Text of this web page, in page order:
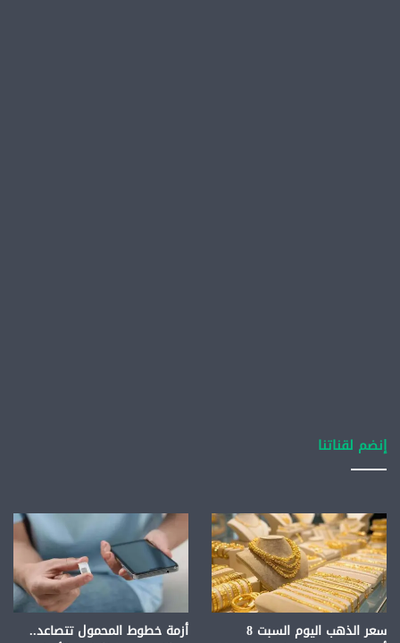
إنضم لقناتنا
سعر الذهب اليوم السبت 8 أزمة خطوط المحمول تتصاعد..